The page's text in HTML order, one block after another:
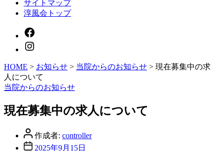
サイトマップ
淳風会トップ
HOME > お知らせ > 当院からのお知らせ > 現在募集中の求
人について
カ
ゴ
リ
当院からのお知らせ
現在募集中の求人について
投
稿
作成者: controller
投 2025年9月15日